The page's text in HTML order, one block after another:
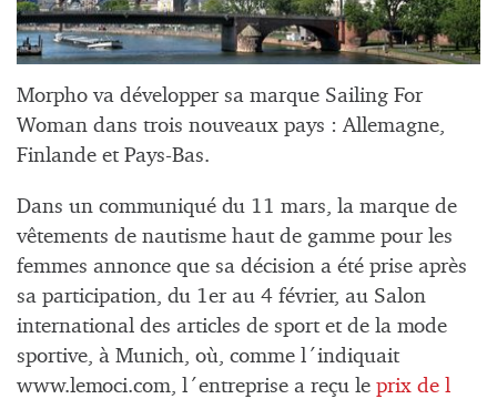
Morpho va développer sa marque Sailing For
Woman dans trois nouveaux pays : Allemagne,
Finlande et Pays-Bas.
Dans un communiqué du 11 mars, la marque de
vêtements de nautisme haut de gamme pour les
femmes annonce que sa décision a été prise après
sa participation, du 1er au 4 février, au Salon
international des articles de sport et de la mode
sportive, à Munich, où, comme l´indiquait
www.lemoci.com, l´entreprise a reçu le prix de l